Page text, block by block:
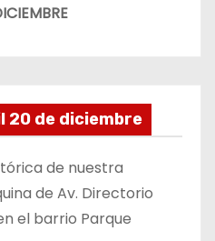
20 de diciembre
de nuestra
de Av. Directorio
el barrio Parque